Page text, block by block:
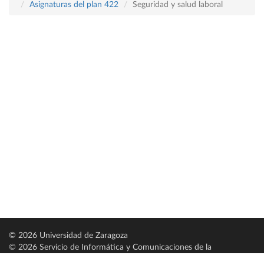
Asignaturas del plan 422
Seguridad y salud laboral
© 2026 Universidad de Zaragoza
© 2026 Servicio de Informática y Comunicaciones de la